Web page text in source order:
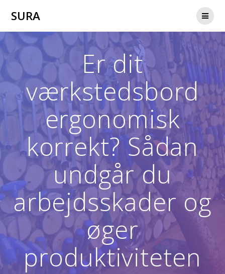
SURA
Er dit
værkstedsbord
ergonomisk
korrekt? Sådan
undgår du
arbejdsskader og
øger
produktiviteten